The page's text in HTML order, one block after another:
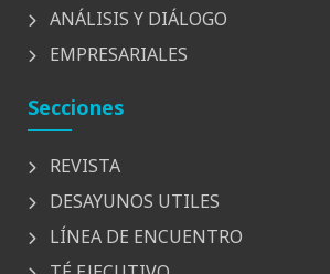
ANÁLISIS Y DIÁLOGO
EMPRESARIALES
Secciones
REVISTA
DESAYUNOS UTILES
LÍNEA DE ENCUENTRO